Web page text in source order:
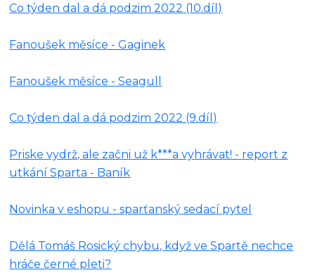
Co týden dal a dá podzim 2022 (10.díl)
Fanoušek měsíce - Gaginek
Fanoušek měsíce - Seagull
Co týden dal a dá podzim 2022 (9.díl)
Priske vydrž, ale začni už k***a vyhrávat! - report z
utkání Sparta - Baník
Novinka v eshopu - sparťanský sedací pytel
Dělá Tomáš Rosický chybu, když ve Spartě nechce
hráče černé pleti?